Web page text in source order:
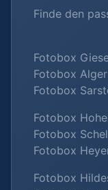
Finde den
Fotobox
Fotobox
Fotobox
Fotobox
Fotobox
Fotobox
Fotobox